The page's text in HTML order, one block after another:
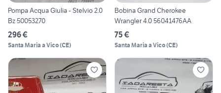
Pompa Acqua Giulia - Stelvio 2.0
Bz 50053270
296 €
Santa Maria a Vico(CE)
Bobina Grand Cherokee
Wrangler 4.0 56041476AA
75 €
Santa Maria a Vico(CE)